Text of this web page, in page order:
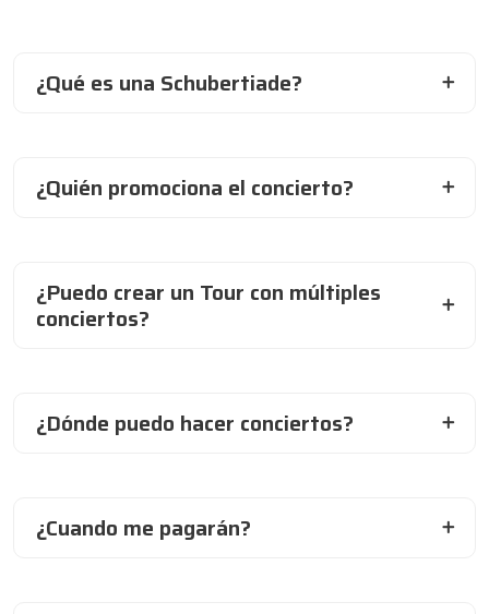
¿Qué es una Schubertiade?
¿Quién promociona el concierto?
¿Puedo crear un Tour con múltiples
conciertos?
¿Dónde puedo hacer conciertos?
¿Cuando me pagarán?